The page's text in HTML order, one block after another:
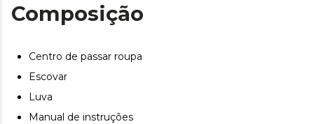
roupas.
Composição
Centro de passar roupa
Escovar
Luva
Manual de instruções